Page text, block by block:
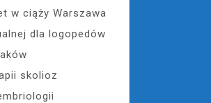
w ciąży Warszawa
dla logopedów
skolioz